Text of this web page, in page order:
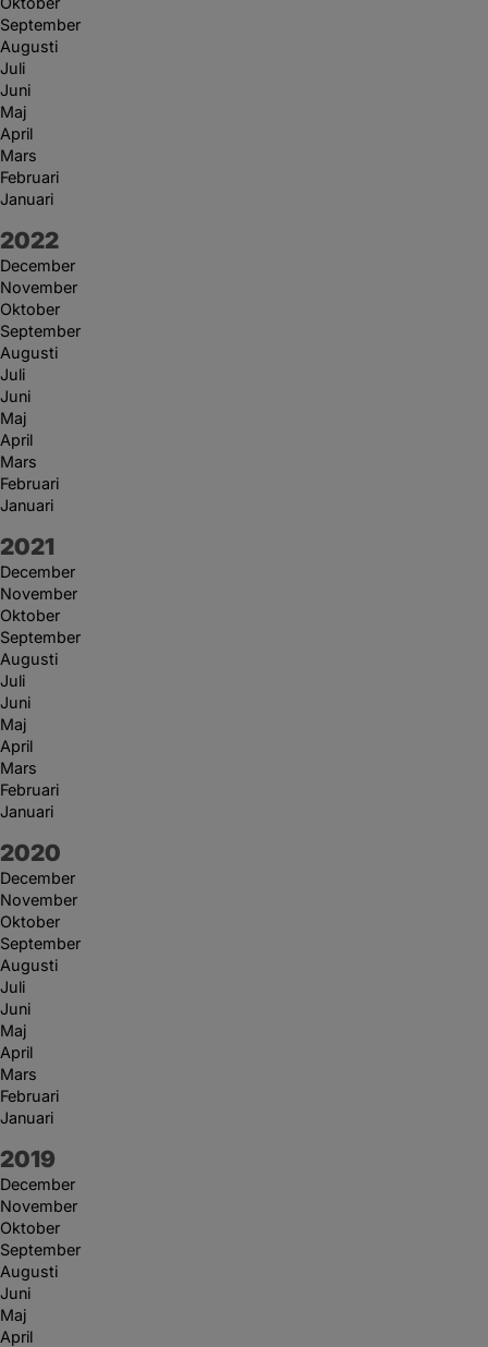
September
Augusti
Juli
Juni
Maj
April
Mars
Februari
Januari
År:
2022
December
November
Oktober
September
Augusti
Juli
Juni
Maj
April
Mars
Februari
Januari
År:
2021
December
November
Oktober
September
Augusti
Juli
Juni
Maj
April
Mars
Februari
Januari
År:
2020
December
November
Oktober
September
Augusti
Juli
Juni
Maj
April
Mars
Februari
Januari
År:
2019
December
November
Oktober
September
Augusti
Juni
Maj
April